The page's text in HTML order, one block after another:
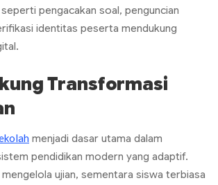
pengacakan soal, penguncian
identitas peserta mendukung
Transformasi
menjadi dasar utama dalam
pendidikan modern yang adaptif.
ujian, sementara siswa terbiasa